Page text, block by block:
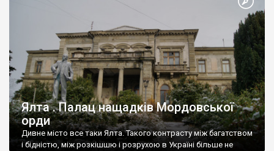
Ялта . Палац нащадків Мордовської
орди
Дивне місто все таки Ялта. Такого контрасту між багатством
і бідністю, між розкішшю і розрухою в Україні більше не